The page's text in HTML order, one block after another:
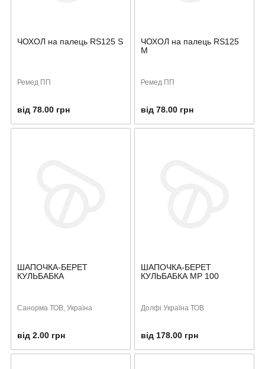
ЧОХОЛ на палець RS125 S
Ремед ПП
від 78.00 грн
ЧОХОЛ на палець RS125
М
Ремед ПП
від 78.00 грн
ШАПОЧКА-БЕРЕТ
КУЛЬБАБКА
Санорма ТОВ, Україна
від 2.00 грн
ШАПОЧКА-БЕРЕТ
КУЛЬБАБКА MP 100
Долфі Україна ТОВ
від 178.00 грн